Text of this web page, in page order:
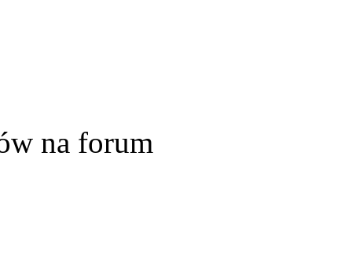
na forum